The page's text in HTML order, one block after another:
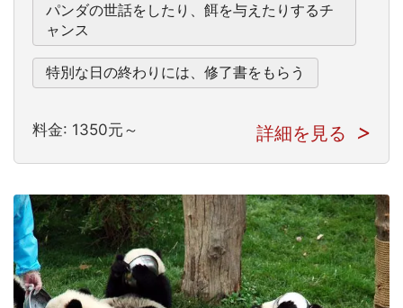
パンダの世話をしたり、餌を与えたりするチ
ャンス
特別な日の終わりには、修了書をもらう
料金: 1350元～ 詳細を見る